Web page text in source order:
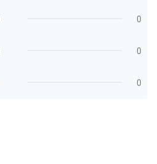
0
0
0